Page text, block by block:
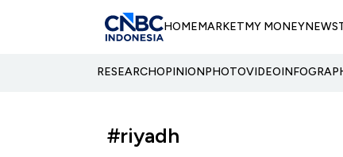
HOMEMARKETMY MONEYNEWS
RESEARCHOPINIONPHOTOVIDEO
#riyadh